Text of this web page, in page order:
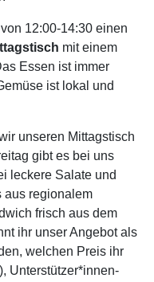
12:00-14:30 einen
mit einem
Essen ist immer
ist lokal und
unseren Mittagstisch
gibt es bei uns
leckere Salate und
aus regionalem
frisch aus dem
ihr unser Angebot als
welchen Preis ihr
Unterstützer*innen-